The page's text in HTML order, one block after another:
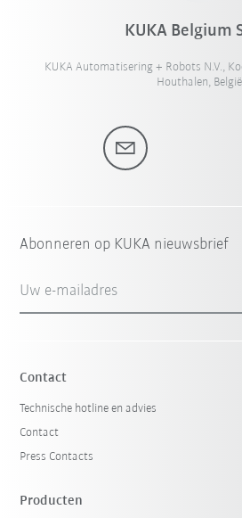
KUKA Belgium
KUKA Automatisering + Robots N.V.,
Houthalen, België
Abonneren op KUKA nieuwsbrief
Uw e-mailadres
Contact
Technische hotline en advies
Contact
Press Contacts
Producten